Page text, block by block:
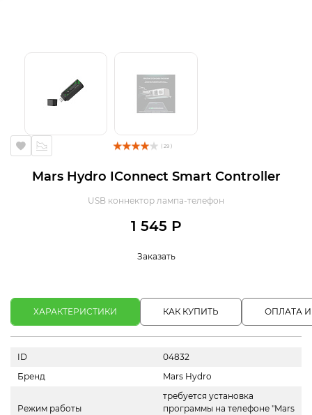
( 29 )
Mars Hydro IConnect Smart Controller
USB коннектор лампа-телефон
1 545 Р
Заказать
ХАРАКТЕРИСТИКИ КАК КУПИТЬ ОПЛАТА
ID
04832
Бренд
Mars Hydro
Режим работы
требуется установка
программы на телефоне "Mars